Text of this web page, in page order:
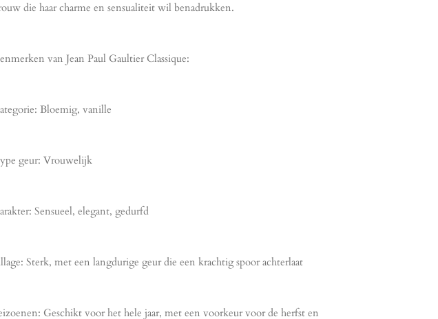
die haar charme en sensualiteit wil benadrukken.
van Jean Paul Gaultier Classique:
Bloemig, vanille
geur: Vrouwelijk
Sensueel, elegant, gedurfd
Sterk, met een langdurige geur die een krachtig spoor achterlaat
Geschikt voor het hele jaar, met een voorkeur voor de herfst en